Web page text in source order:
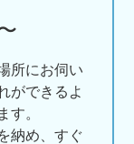
所にお伺い
ができるよ
す。
納め、すぐ